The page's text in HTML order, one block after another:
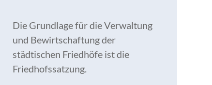
Die Grundlage für die Verwaltung
und Bewirtschaftung der
städtischen Friedhöfe ist die
Friedhofssatzung.